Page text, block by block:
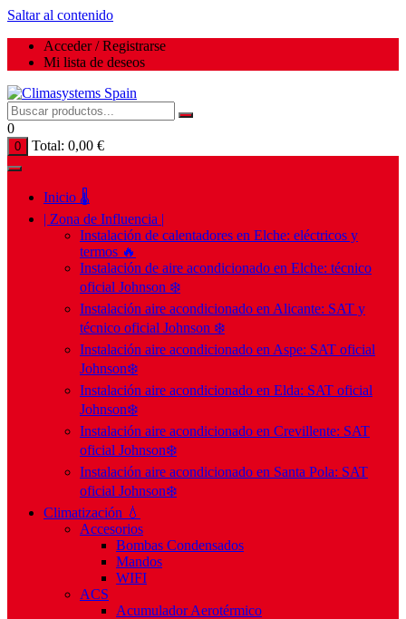
Saltar al contenido
Acceder / Registrarse
Mi lista de deseos
0
0 Total: 0,00 €
Inicio 🌡️
| Zona de Influencia |
Instalación de calentadores en Elche: eléctricos y
termos 🔥
Instalación de aire acondicionado en Elche: técnico
oficial Johnson ❄️
Instalación aire acondicionado en Alicante: SAT y
técnico oficial Johnson ❄️
Instalación aire acondicionado en Aspe: SAT oficial
Johnson❄️
Instalación aire acondicionado en Elda: SAT oficial
Johnson❄️
Instalación aire acondicionado en Crevillente: SAT
oficial Johnson❄️
Instalación aire acondicionado en Santa Pola: SAT
oficial Johnson❄️
Climatización 💧
Accesorios
Bombas Condensados
Mandos
WIFI
ACS
Acumulador Aerotérmico